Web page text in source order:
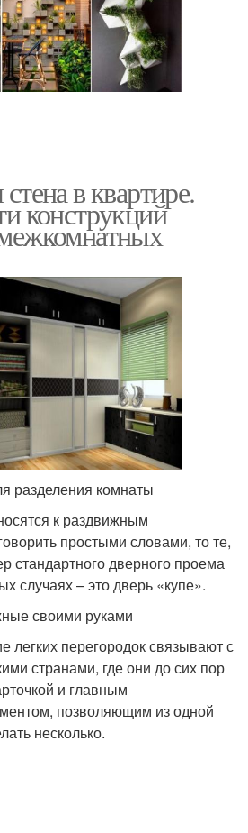
в квартире.
конструкций
разделения комнаты
к раздвижным
простыми словами, то те,
стандартного дверного проема
случаях – это дверь «купе».
своими руками
легких перегородок связывают с
странами, где они до сих пор
и главным
позволяющим из одной
несколько.